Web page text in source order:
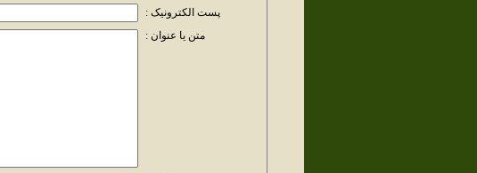
پست الکترونیک :
متن یا عنوان :